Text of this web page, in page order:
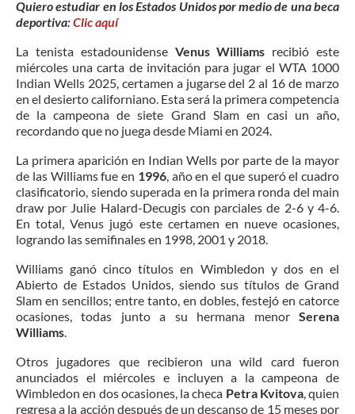
Quiero estudiar en los Estados Unidos por medio de una beca
deportiva:Clic aquí
La tenista estadounidense Venus Williams recibió este
miércoles una carta de invitación para jugar el WTA 1000
Indian Wells 2025, certamen a jugarse del 2 al 16 de marzo
en el desierto californiano. Esta será la primera competencia
de la campeona de siete Grand Slam en casi un año,
recordando que no juega desde Miami en 2024.
La primera aparición en Indian Wells por parte de la mayor
de las Williams fue en 1996, año en el que superó el cuadro
clasificatorio, siendo superada en la primera ronda del main
draw por Julie Halard-Decugis con parciales de 2-6 y 4-6.
En total, Venus jugó este certamen en nueve ocasiones,
logrando las semifinales en 1998, 2001 y 2018.
Williams ganó cinco títulos en Wimbledon y dos en el
Abierto de Estados Unidos, siendo sus títulos de Grand
Slam en sencillos; entre tanto, en dobles, festejó en catorce
ocasiones, todas junto a su hermana menor Serena
Williams
Otros jugadores que recibieron una wild card fueron
anunciados el miércoles e incluyen a la campeona de
Wimbledon en dos ocasiones, la checa Petra Kvitova, quien
regresa a la acción después de un descanso de 15 meses por